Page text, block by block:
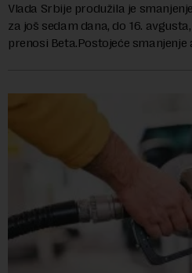
Vlada Srbije produžila je
za još sedam dana, do 16.
prenosi Beta.Postojeće